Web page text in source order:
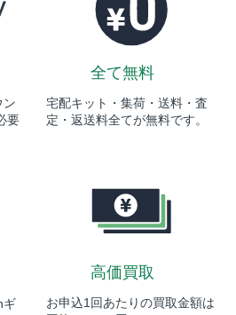
ン
要
全て無料
宅配キット・集荷・送料・査
定・返送料全てが無料です。
ギ
高価買取
お申込1回あたりの買取金額は